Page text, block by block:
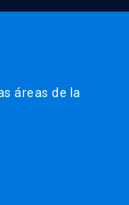
áreas de la